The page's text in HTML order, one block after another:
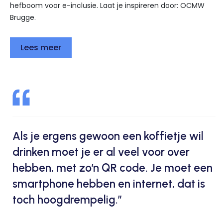
hefboom voor e-inclusie. Laat je inspireren door: OCMW
Brugge.
Lees meer
Als je ergens gewoon een koffietje wil
drinken moet je er al veel voor over
hebben, met zo’n QR code. Je moet een
smartphone hebben en internet, dat is
toch hoogdrempelig.”